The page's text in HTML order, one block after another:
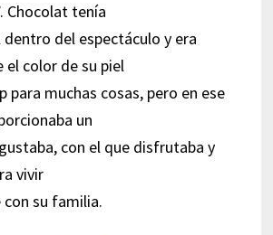
Chocolat tenía
del espectáculo y era
el color de su piel
para muchas cosas, pero en ese
un
con el que disfrutaba y
vivir
su familia.